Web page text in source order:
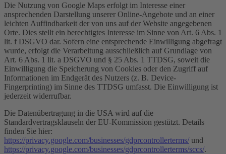
Die Nutzung von Google Maps erfolgt im Interesse einer
ansprechenden Darstellung unserer Online-Angebote und an einer
leichten Auffindbarkeit der von uns auf der Website angegebenen
Orte. Dies stellt ein berechtigtes Interesse im Sinne von Art. 6 Abs. 1
lit. f DSGVO dar. Sofern eine entsprechende Einwilligung abgefragt
wurde, erfolgt die Verarbeitung ausschließlich auf Grundlage von
Art. 6 Abs. 1 lit. a DSGVO und § 25 Abs. 1 TTDSG, soweit die
Einwilligung die Speicherung von Cookies oder den Zugriff auf
Informationen im Endgerät des Nutzers (z. B. Device-
Fingerprinting) im Sinne des TTDSG umfasst. Die Einwilligung ist
jederzeit widerrufbar.
Die Datenübertragung in die USA wird auf die
Standardvertragsklauseln der EU-Kommission gestützt. Details
finden Sie hier:
https://privacy.google.com/businesses/gdprcontrollerterms/ und
https://privacy.google.com/businesses/gdprcontrollerterms/sccs/.